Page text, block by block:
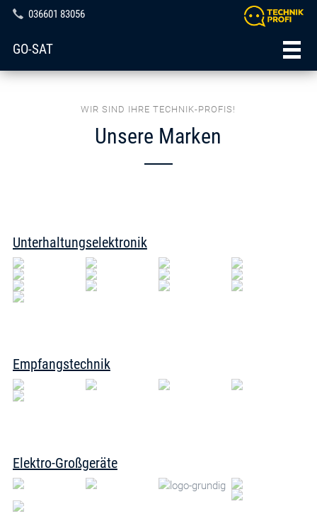
036601 83056
GO-SAT
WIR SIND IHRE TECHNIK-PROFIS!
Unsere Marken
Unterhaltungselektronik
Empfangstechnik
Elektro-Großgeräte